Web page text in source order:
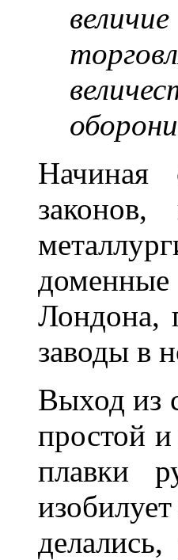
Начиная
законов,
Лондона,
заводы в
Выход из
простой
плавки